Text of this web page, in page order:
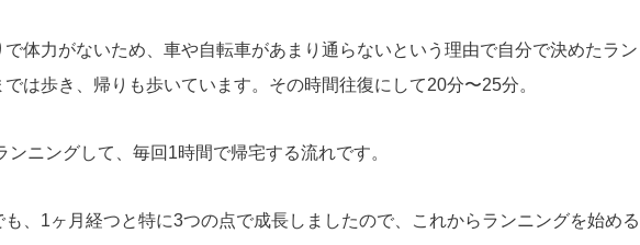
で体力がないため、車や自転車があまり通らないという理由で自分で決めたラン
は歩き、帰りも歩いています。その時間往復にして20分〜25分。
ニングして、毎回1時間で帰宅する流れです。
、1ヶ月経つと特に3つの点で成長しましたので、これからランニングを始める